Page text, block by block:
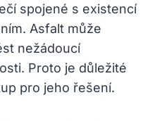
spojené s existencí
Asfalt může
nežádoucí
Proto je důležité
pro jeho řešení.